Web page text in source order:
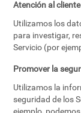
Atención al cliente
Utilizamos los
para investigar,
Servicio (por
Promover la
Utilizamos la
seguridad de los